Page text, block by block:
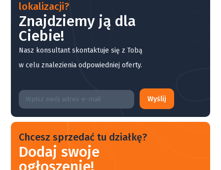
lokalizacji?
Znajdziemy ją dla
Ciebie!
Nasz konsultant skontaktuje się z Tobą
w celu znalezienia odpowiedniej oferty.
Wyślij
Chcesz sprzedać tu działkę?
Dodaj swoje